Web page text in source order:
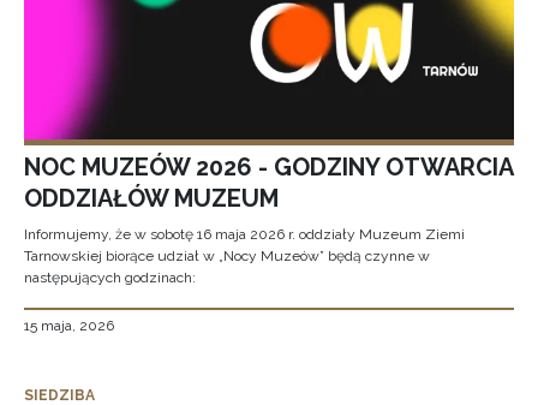
NOC MUZEÓW 2026 - GODZINY OTWARCIA
ODDZIAŁÓW MUZEUM
Informujemy, że w sobotę 16 maja 2026 r. oddziały Muzeum Ziemi
Tarnowskiej biorące udział w „Nocy Muzeów” będą czynne w
następujących godzinach:
15 maja, 2026
SIEDZIBA